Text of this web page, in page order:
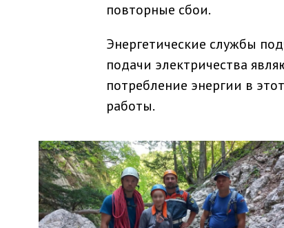
повторные сбои.
Энергетические службы
подачи электричества
потребление энергии в
работы.